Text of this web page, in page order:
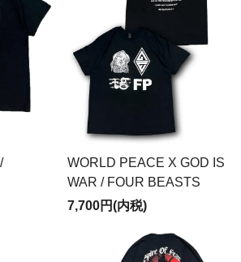
WORLD PEACE X GOD IS
WAR / FOUR BEASTS
7,700円(内税)